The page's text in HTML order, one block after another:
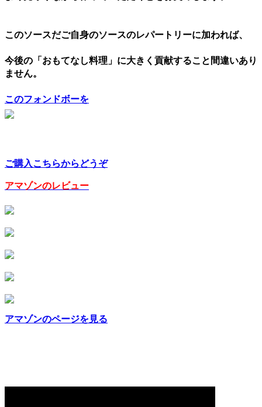
このソースだご自身のソースのレパートリーに加われば、
今後の「おもてなし料理」に大きく貢献すること間違いあり
ません。
このフォンドボーを
ご購入こちらからどうぞ
アマゾンのレビュー
アマゾンのページを見る